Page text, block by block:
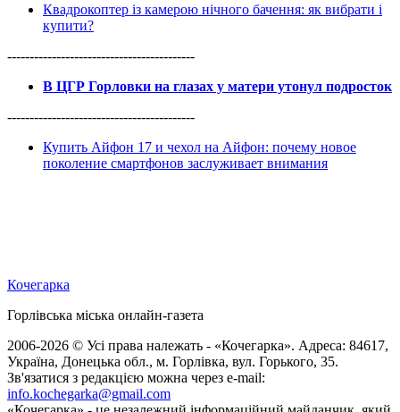
Квадрокоптер із камерою нічного бачення: як вибрати і
купити?
------------------------------------------
В ЦГР Горловки на глазах у матери утонул подросток
------------------------------------------
Купить Айфон 17 и чехол на Айфон: почему новое
поколение смартфонов заслуживает внимания
Кочегарка
Горлівська міська онлайн-газета
2006-2026 © Усі права належать - «Кочегарка». Адреса: 84617,
Україна, Донецька обл., м. Горлівка, вул. Горького, 35.
Зв'язатися з редакцією можна через e-mail:
info.kochegarka@gmail.com